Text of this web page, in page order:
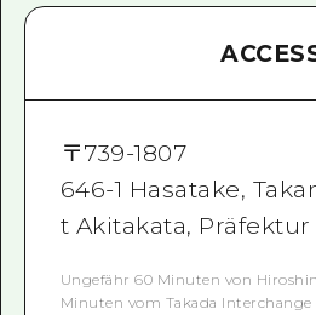
〒739-1807
646-1 Hasatake,
t Akitakata,
Ungefähr 60 Minuten von
Minuten vom Takada